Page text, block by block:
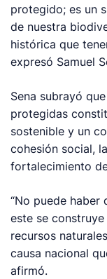
protegido; es un
de nuestra
histórica que
expresó Samuel
Sena subrayó
protegidas
sostenible y un
cohesión social,
fortalecimiento
“No puede
este se
recursos
causa nacional
afirmó.